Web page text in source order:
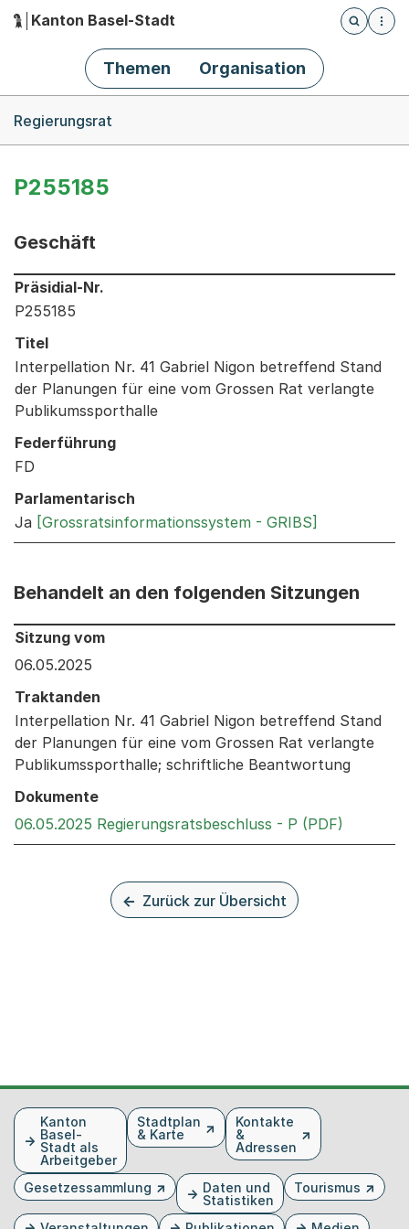
Hauptnavigation
Kanton Basel-Stadt
Öffnet
Themen Organisation
Regierungsrat
P255185
Geschäft
Informationen zum Ausgewählten Geschäft
Präsidial-Nr.
P255185
Titel
Interpellation Nr. 41 Gabriel Nigon betreffend Stand
der Planungen für eine vom Grossen Rat verlangte
Publikumssporthalle
Federführung
FD
Parlamentarisch
Ja [Grossratsinformationssystem - GRIBS]
Behandelt an den folgenden Sitzungen
Behandelt an den folgenden Sitzungen: Informationen
Sitzung vom
06.05.2025
Traktanden
Interpellation Nr. 41 Gabriel Nigon betreffend Stand
der Planungen für eine vom Grossen Rat verlangte
Publikumssporthalle; schriftliche Beantwortung
Dokumente
06.05.2025 Regierungsratsbeschluss - P (PDF)
Zurück zur Übersicht
FusszeileKanton
Basel-
Stadt als
Arbeitgeber
Stadtplan
& Karte
Kontakte
&
Adressen
Gesetzessammlung
Daten und
Statistiken
Tourismus